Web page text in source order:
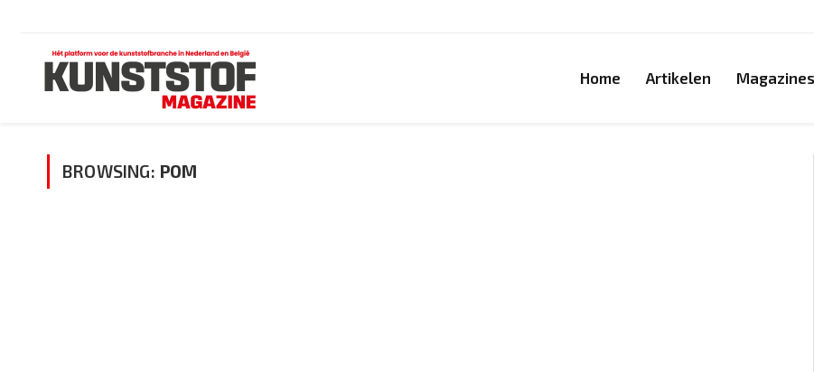
Home Artikelen Magazines
BROWSING: POM